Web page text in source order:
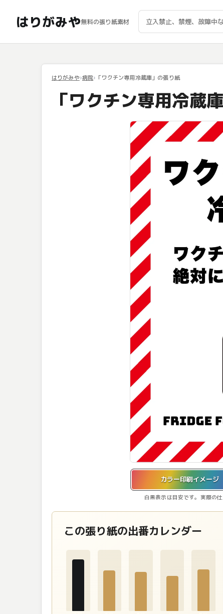
はりがみや無料の張り紙素材
はりがみや 病院 「ワクチン専用冷蔵庫」の張り紙
「ワクチン専用冷蔵
カラー印刷イメージ
白黒表示は目安です。実際の
カラー印刷イメージを表示しています。
この張り紙の出番カレンダー